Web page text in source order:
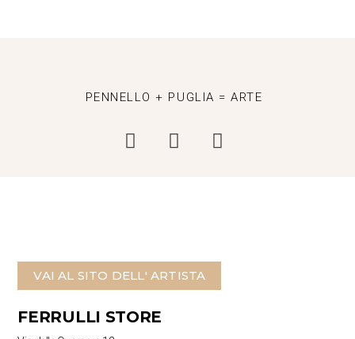
PENNELLO + PUGLIA = ARTE
VAI AL SITO DELL' ARTISTA
FERRULLI STORE